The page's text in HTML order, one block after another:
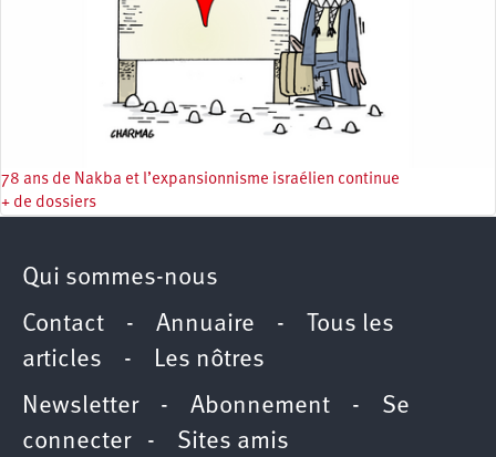
78 ans de Nakba et l’expansionnisme israélien continue
+ de dossiers
Qui sommes-nous
Contact - Annuaire -
Tous les
articles - Les nôtres
Newsletter- Abonnement - Se
connecter- Sites amis